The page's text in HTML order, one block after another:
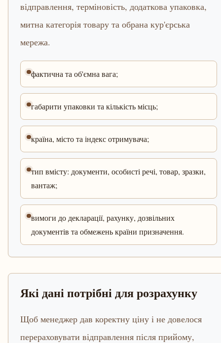
відправлення, терміновість, додаткова упаковка,
митна категорія товару та обрана кур'єрська
мережа.
фактична та об'ємна вага;
габарити упаковки та кількість місць;
країна, місто та індекс отримувача;
тип вмісту: документи, особисті речі, товар, зразки,
вантаж;
вимоги до декларації, рахунку, дозвільних
документів та обмежень країни призначення.
Які дані потрібні для розрахунку
Щоб менеджер дав коректну ціну і не довелося
перераховувати відправлення після прийому,